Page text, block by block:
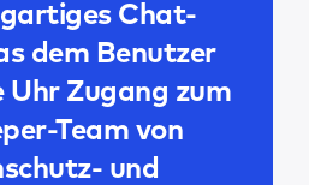
Chat-
dem Benutzer
Uhr Zugang zum
Team von
und